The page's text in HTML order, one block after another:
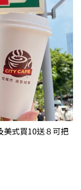
式買10送８可把